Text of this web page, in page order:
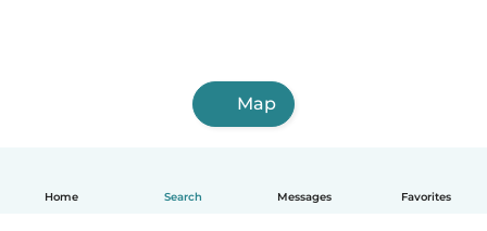
Home Search Messages Favorites
Map